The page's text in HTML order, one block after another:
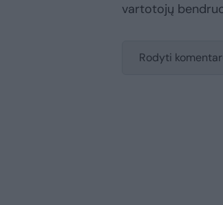
vartotojų
Rodyti